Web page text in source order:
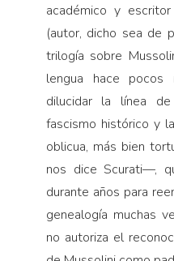
académico y
(autor, dicho sea de
trilogía sobre
lengua hace pocos
dilucidar la línea
fascismo histórico y
oblicua, más bien
nos dice Scurati—,
durante años para
genealogía muchas
no autoriza el